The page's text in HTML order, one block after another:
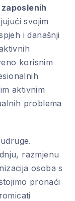
svojim
i današnji
korisnim
aktivnim
problema
razmjenu
osoba s
pronaći